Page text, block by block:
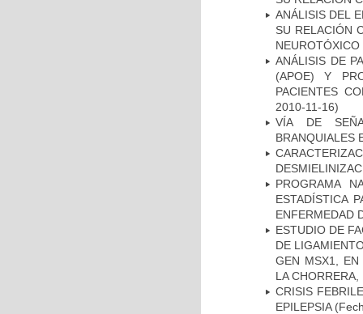
ANÁLISIS DEL
SU RELACIÓN
NEUROTÓXICO
ANÁLISIS DE
(APOE) Y
PACIENTES
2010-11-16)
VÍA DE
BRANQUIALES
PROGRAMA
ESTADÍSTICA
ENFERMEDAD
ESTUDIO DE
DE
GEN MSX1, EN
LA
CRISIS
EPILEPSIA